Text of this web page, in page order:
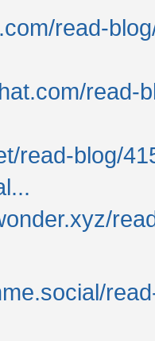
read-
read-
read-blog/